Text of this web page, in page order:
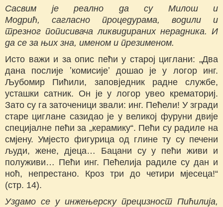
Сасвим је реално да су Милош и
Модрић, сагласно процедурама, водили и
трезног пописивача ликвидираних нерадника. И
да се за њих зна, именом и презименом.
Исто важи и за опис пећи у старој циглани: „Два
дана послије ʼкомисијеʼ дошао је у логор инг.
Љубомир Пићили, заповједник радне службе,
усташки сатник. Он је у логор увео крематориј.
Зато су га заточеници звали: инг. Пећели! У згради
старе циглане сазидао је у великој фуруни двије
специјалне пећи за „керамику“. Пећи су радиле на
смјену. Умјесто фигурица од глине ту су печени
људи, жене, дјеца… Бацани су у пећи живи и
полуживи… Пећи инг. Пећелија радиле су дан и
ноћ, непрестано. Кроз три до четири мјесеца!“
(стр. 14).
Уздамо се у инжењерску прецизност Пићилија,